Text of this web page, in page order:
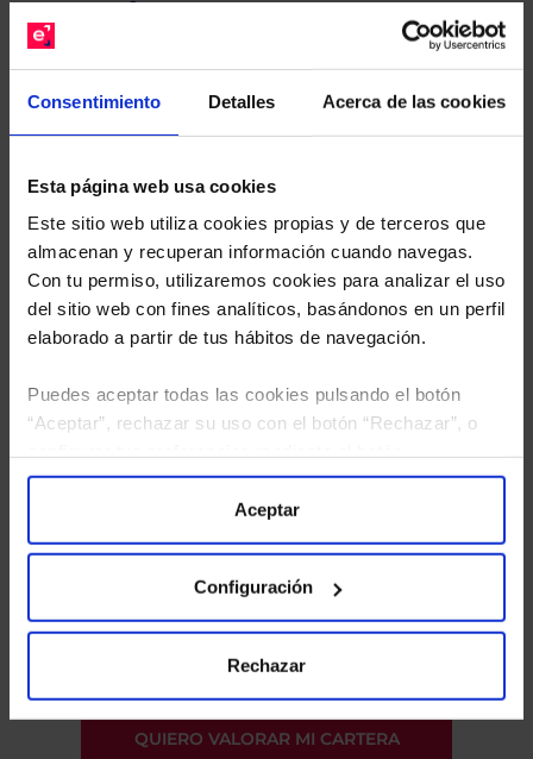
Consentimiento Detalles Acerca de las cookies
Esta página web usa cookies
Este sitio web utiliza cookies propias y de terceros que
almacenan y recuperan información cuando navegas.
Con tu permiso, utilizaremos cookies para analizar el uso
del sitio web con fines analíticos, basándonos en un perfil
elaborado a partir de tus hábitos de navegación.
Puedes aceptar todas las cookies pulsando el botón
“Aceptar”, rechazar su uso con el botón “Rechazar”, o
“Configuración”. Consulta nuestraPolítica
para más información.
Aceptar
Configuración
Rechazar
gratuito de su cartera.
sus Fondos y nuestros expertos le enviarán un
estudio gratuito de sus alternativas de Clases
la política de privacidad
y consiento el